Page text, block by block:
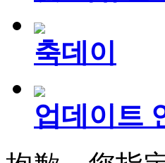
축데이
업데이트